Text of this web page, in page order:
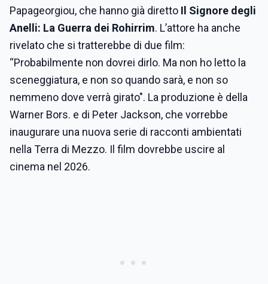
Papageorgiou, che hanno già diretto Il Signore degli
Anelli: La Guerra dei Rohirrim. L’attore ha anche
rivelato che si tratterebbe di due film:
“Probabilmente non dovrei dirlo. Ma non ho letto la
sceneggiatura, e non so quando sarà, e non so
nemmeno dove verrà girato". La produzione è della
Warner Bors. e di Peter Jackson, che vorrebbe
inaugurare una nuova serie di racconti ambientati
nella Terra di Mezzo. Il film dovrebbe uscire al
cinema nel 2026.